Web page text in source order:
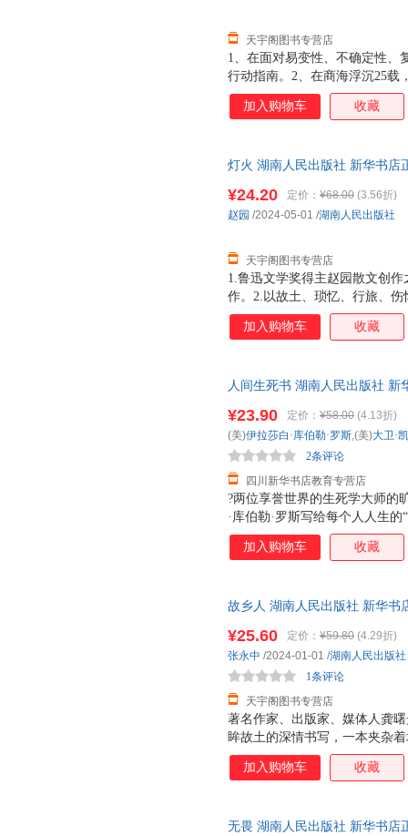
1、在面对易变性、不确定性、
行动指南。2、在商海浮沉25载
户培训经验的作者将自己的强
动好读。结合作者本人的领导
用纸考究，质感典藏。
天宇阁图书专营店
加入购物车 收藏
灯火 湖南人民出版社 新华书店
1.鲁迅文学奖得主赵园散文创
作。2.以故土、琐忆、行旅、
历程，看一个知识分子对于苍
的关照。3.以散文面对世界，
而成纯粹的诗。6.赵园散文自
整体设计，精装小开本，进口
翻阅。体悟生活的宽广，感受
¥24.20 定价： ¥68.00 (3.56折)
天宇阁图书专营店
赵园 /2024-05-01 /湖南人民出版社
加入购物车 收藏
人间生死书 湖南人民出版社 新
?两位享誉世界的生死学大师的
·库伯勒·罗斯写给每个人人生
切、韩国很好偶像防弹少年团
《活出生命的意义》，改变百
经验资深编辑精心编校，封面
¥23.90 定价： ¥58.00 (4.13折)
四川新华书店教育专营店
2条评论
(美)伊拉莎白·库伯勒·罗斯,(美)大卫·
加入购物车 收藏
故乡人 湖南人民出版社 新华书
著名作家、出版家、媒体人龚
眸故土的深情书写，一本夹杂
鸿洲、蔡测海、李跃龙、龚旭
画，笔墨间浸透着温暖动容的
¥25.60 定价： ¥59.80 (4.29折)
天宇阁图书专营店
1条评论
张永中 /2024-01-01 /湖南人民出版社
加入购物车 收藏
无畏 湖南人民出版社 新华书店